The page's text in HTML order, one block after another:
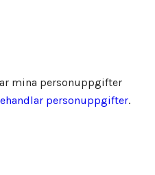
mina personuppgifter
personuppgifter.